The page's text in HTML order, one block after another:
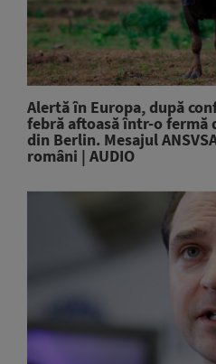
Alertă în Europa, după
febră aftoasă într-o fermă
din Berlin. Mesajul
români | AUDIO